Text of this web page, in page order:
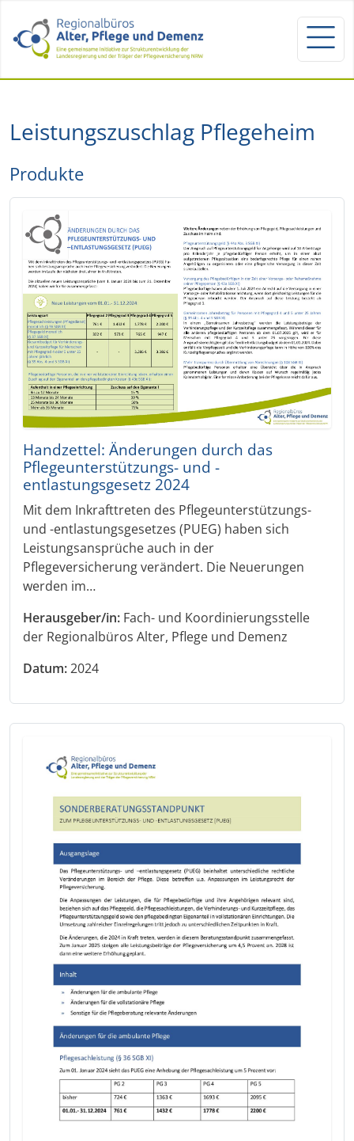
Leistungszuschlag Pflegeheim
Produkte
Handzettel: Änderungen durch das
Pflegeunterstützungs- und -
entlastungsgesetz 2024
Mit dem Inkrafttreten des Pflegeunterstützungs-
und -entlastungsgesetzes (PUEG) haben sich
Leistungsansprüche auch in der
Pflegeversicherung verändert. Die Neuerungen
werden im…
Herausgeber/in: Fach- und Koordinierungsstelle
der Regionalbüros Alter, Pflege und Demenz
Datum:2024